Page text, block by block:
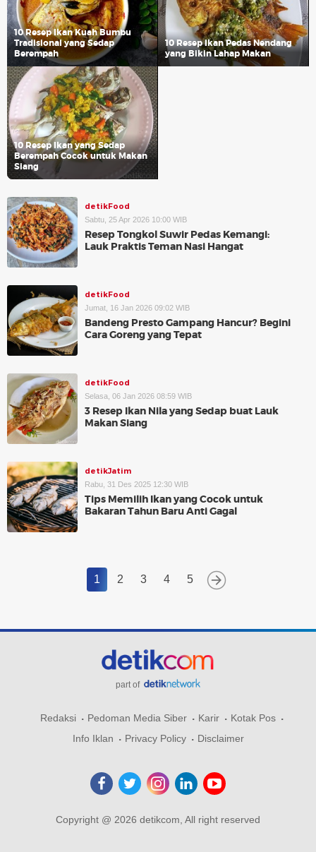
10 Resep Ikan Kuah Bumbu
Tradisional yang Sedap
Berempah
10 Resep Ikan Pedas Nendang
yang Bikin Lahap Makan
10 Resep Ikan yang Sedap
Berempah Cocok untuk Makan
Siang
detikFood
Sabtu, 25 Apr 2026 10:00 WIB
Resep Tongkol Suwir Pedas Kemangi:
Lauk Praktis Teman Nasi Hangat
detikFood
Jumat, 16 Jan 2026 09:02 WIB
Bandeng Presto Gampang Hancur? Begini
Cara Goreng yang Tepat
detikFood
Selasa, 06 Jan 2026 08:59 WIB
3 Resep Ikan Nila yang Sedap buat Lauk
Makan Siang
detikJatim
Rabu, 31 Des 2025 12:30 WIB
Tips Memilih Ikan yang Cocok untuk
Bakaran Tahun Baru Anti Gagal
1 2 3 4 5
part of
Redaksi Pedoman Media Siber Karir
Kotak Pos
Info Iklan
Privacy Policy Disclaimer
Copyright @ 2026 detikcom, All right reserved